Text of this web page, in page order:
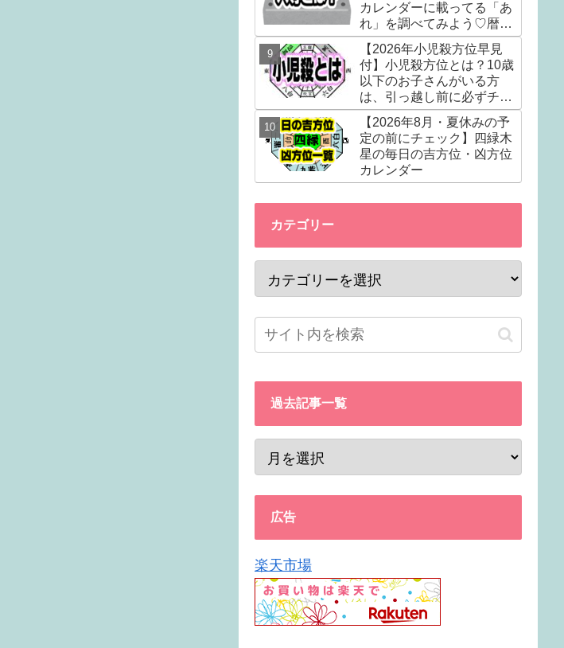
カレンダーに載ってる「あ
れ」を調べてみよう♡暦注
(れきちゅう)の選日編①
【2026年小児殺方位早見
付】小児殺方位とは？10歳
以下のお子さんがいる方
は、引っ越し前に必ずチェ
ック！！
【2026年8月・夏休みの予
定の前にチェック】四緑木
星の毎日の吉方位・凶方位
カレンダー
カテゴリー
過去記事一覧
広告
楽天市場